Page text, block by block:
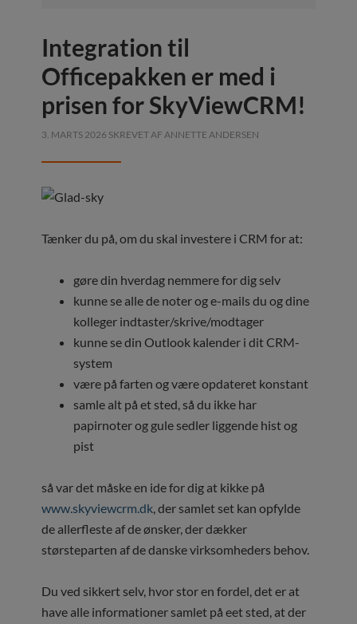
Integration til
Officepakken er med i
prisen for SkyViewCRM!
3. MARTS 2026 SKREVET AFANNETTE ANDERSEN
Tænker du på, om du skal investere i CRM for at:
gøre din hverdag nemmere for dig selv
kunne se alle de noter og e-mails du og dine
kolleger indtaster/skrive/modtager
kunne se din Outlook kalender i dit CRM-
system
være på farten og være opdateret konstant
samle alt på et sted, så du ikke har
papirnoter og gule sedler liggende hist og
pist
så var det måske en ide for dig at kikke på
www.skyviewcrm.dk, der samlet set kan opfylde
de allerfleste af de ønsker, der dækker
størsteparten af de danske virksomheders behov.
Du ved sikkert selv, hvor stor en fordel, det er at
have alle informationer samlet på eet sted, at der